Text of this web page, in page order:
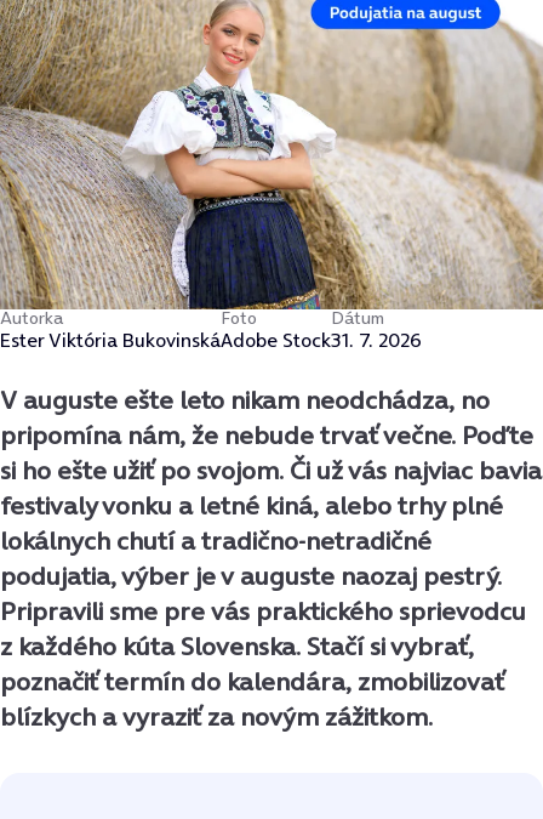
Autorka
Ester Viktória Bukovinská
Foto
Adobe Stock
Dátum
31. 7. 2026
V auguste ešte leto nikam neodchádza, no
pripomína nám, že nebude trvať večne. Poďte
si ho ešte užiť po svojom. Či už vás najviac bavia
festivaly vonku a letné kiná, alebo trhy plné
lokálnych chutí a tradično-netradičné
podujatia, výber je v auguste naozaj pestrý.
Pripravili sme pre vás praktického sprievodcu
z každého kúta Slovenska. Stačí si vybrať,
poznačiť termín do kalendára, zmobilizovať
blízkych a vyraziť za novým zážitkom.